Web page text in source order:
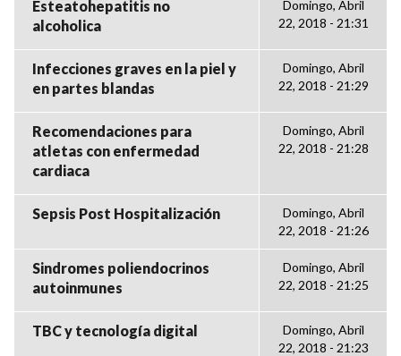
Esteatohepatitis no
alcoholica
Domingo, Abril
22, 2018 - 21:31
Infecciones graves en la piel y
en partes blandas
Domingo, Abril
22, 2018 - 21:29
Recomendaciones para
atletas con enfermedad
cardiaca
Domingo, Abril
22, 2018 - 21:28
Sepsis Post Hospitalización
Domingo, Abril
22, 2018 - 21:26
Sindromes poliendocrinos
autoinmunes
Domingo, Abril
22, 2018 - 21:25
TBC y tecnología digital
Domingo, Abril
22, 2018 - 21:23